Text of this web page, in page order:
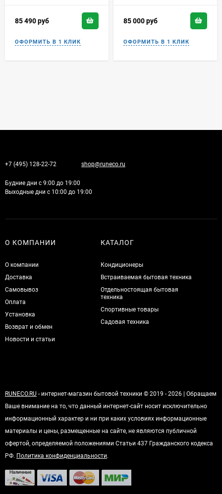
85 490руб 85 000руб
+7 (495) 128-22-72 shop@runeco.ru
Будние дни с 9:00 до 19:00
Выходные дни с 10:00 до 19:00
О КОМПАНИИ
О компании
Доставка
Самовывоз
Оплата
Установка
Возврат и обмен
Новости и статьи
КАТАЛОГ
Кондиционеры
Встраиваемая бытовая техника
Отдельностоящая бытовая
техника
Спортивные товары
Садовая техника
RUNECO.RU - интернет-магазин бытовой техники © 2019 - 2026 | Обращаем
Ваше внимание на то, что данный интернет-сайт носит исключительно
информационный характер и ни при каких условиях информационные
материалы и цены, размещенные на сайте, не являются публичной
офертой, определяемой положениями Статьи 437 Гражданского кодекса
РФ. Политика конфиденциальности.